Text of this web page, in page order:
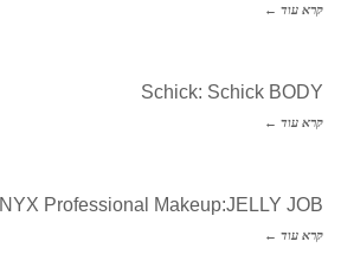
קרא עוד ←
Schick: Schick BODY
קרא עוד ←
NYX Professional Makeup:JELLY JOB
קרא עוד ←